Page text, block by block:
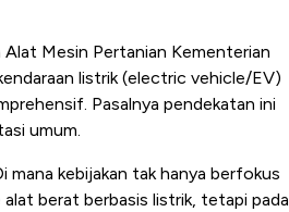
Mesin Pertanian Kementerian
listrik (electric vehicle/EV)
Pasalnya pendekatan ini
umum.
kebijakan tak hanya berfokus
berat berbasis listrik, tetapi pada